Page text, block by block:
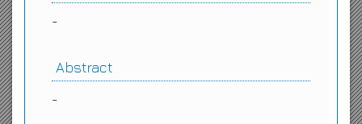
-
Abstract
-